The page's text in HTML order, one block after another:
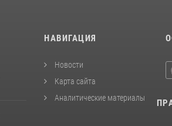
НАВИГАЦИЯ
Новости
Карта сайта
Аналитические материалы